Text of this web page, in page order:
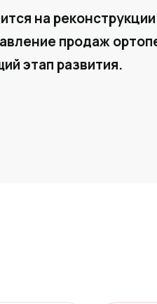
на
продаж
этап развития.